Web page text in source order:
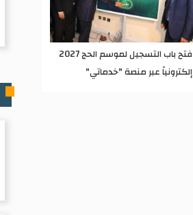
فتح باب التسجيل لموسم الحج 2027
إلكترونياً عبر منصة "خدماتي"